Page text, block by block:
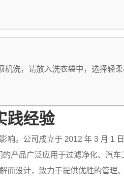
洗，请放入洗衣袋中，选择轻
践经验
响。公司成立于 2012 年 3 月 1
产品广泛应用于过滤净化、汽车
而设计，致力于提供优胜的管理